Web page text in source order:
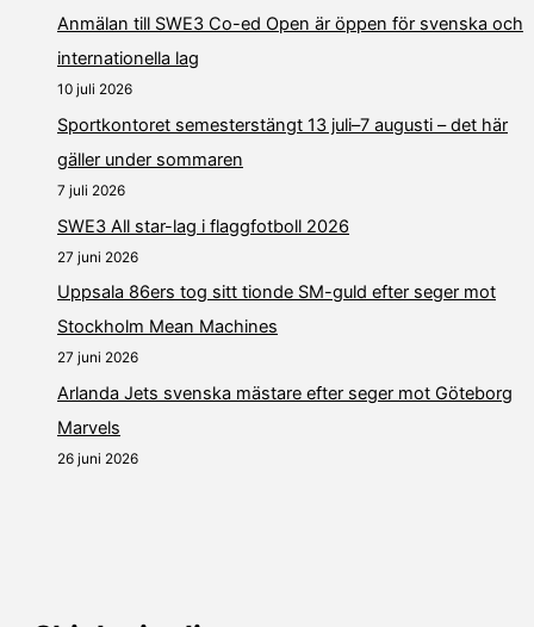
Anmälan till SWE3 Co-ed Open är öppen för svenska och
internationella lag
10 juli 2026
Sportkontoret semesterstängt 13 juli–7 augusti – det här
gäller under sommaren
7 juli 2026
SWE3 All star-lag i flaggfotboll 2026
27 juni 2026
Uppsala 86ers tog sitt tionde SM-guld efter seger mot
Stockholm Mean Machines
27 juni 2026
Arlanda Jets svenska mästare efter seger mot Göteborg
Marvels
26 juni 2026